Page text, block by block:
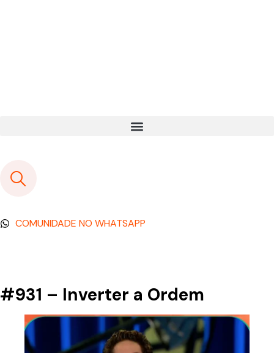
COMUNIDADE NO WHATSAPP
#931 – Inverter a Ordem